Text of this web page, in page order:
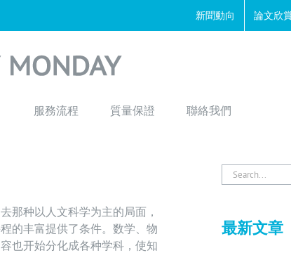
新聞動向 論文欣
服務流程 質量保證 聯絡我們
那种以人文科学为主的局面，
的丰富提供了条件。数学、物
也开始分化成各种学科，使知
Search
for:
最新文章